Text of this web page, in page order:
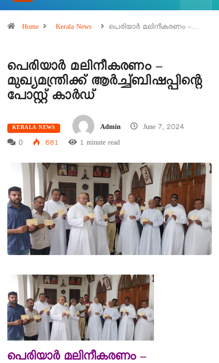
Home Kerala News പെരിയാർ മലിനീകരണം –…
പെരിയാർ മലിനീകരണം –
മുഖ്യമന്ത്രിക്ക് ആർച്ച്ബിഷപ്പിന്റെ
പോസ്റ്റ് കാർഡ്
KERALA NEWS Admin
June 7, 2024
0
681 1 minute read
പെരിയാർ മലിനീകരണം –